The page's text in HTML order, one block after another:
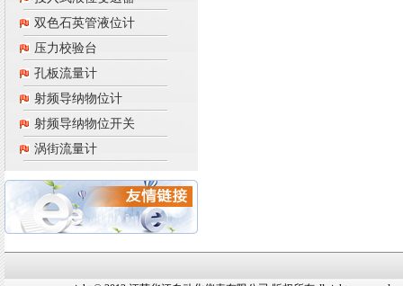
双色石英管液位计
压力校验台
孔板流量计
射频导纳物位计
射频导纳物位开关
涡街流量计